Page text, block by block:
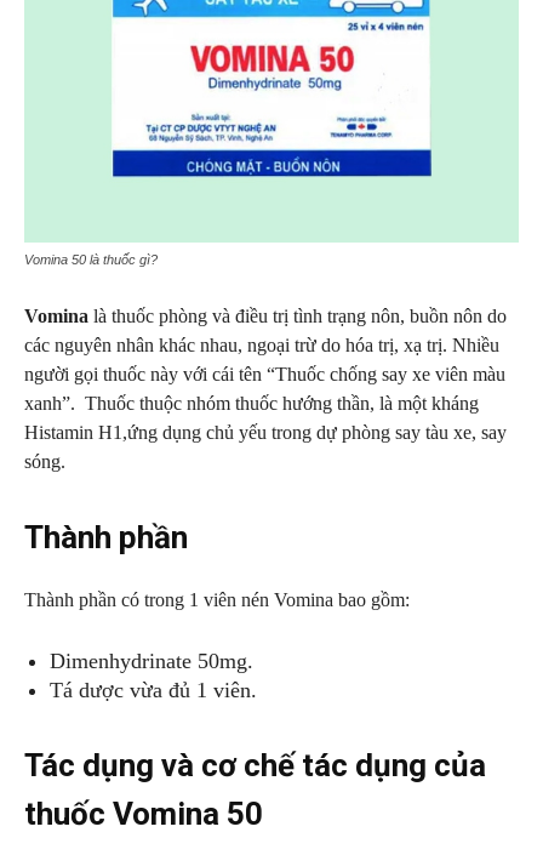
Vomina 50 là thuốc gì?
Vomina là thuốc phòng và điều trị tình trạng nôn, buồn nôn do
các nguyên nhân khác nhau, ngoại trừ do hóa trị, xạ trị. Nhiều
người gọi thuốc này với cái tên “Thuốc chống say xe viên màu
xanh”. Thuốc thuộc nhóm thuốc hướng thần, là một kháng
Histamin H1,ứng dụng chủ yếu trong dự phòng say tàu xe, say
sóng.
Thành phần
Thành phần có trong 1 viên nén Vomina bao gồm:
Dimenhydrinate 50mg.
Tá dược vừa đủ 1 viên.
Tác dụng và cơ chế tác dụng của
thuốc Vomina 50